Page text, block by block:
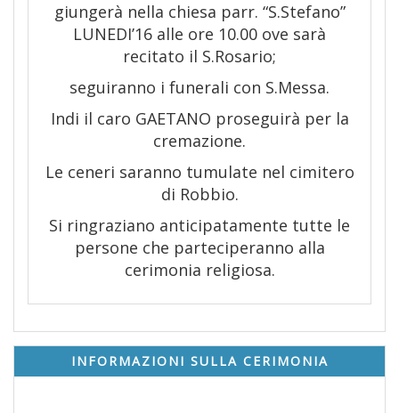
giungerà nella chiesa parr. “S.Stefano”
LUNEDI’16 alle ore 10.00 ove sarà
recitato il S.Rosario;
seguiranno i funerali con S.Messa.
Indi il caro GAETANO proseguirà per la
cremazione.
Le ceneri saranno tumulate nel cimitero
di Robbio.
Si ringraziano anticipatamente tutte le
persone che parteciperanno alla
cerimonia religiosa.
INFORMAZIONI SULLA CERIMONIA